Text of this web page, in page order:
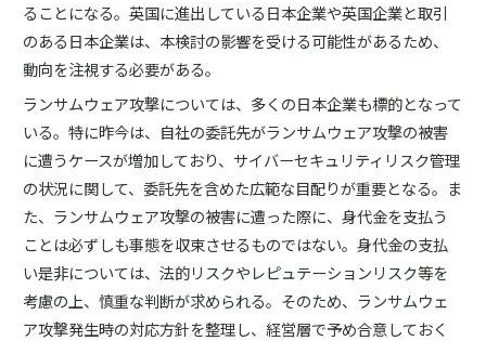
ることになる。英国に進出している日本企業や英国企業と取引
のある日本企業は、本検討の影響を受ける可能性があるため、
動向を注視する必要がある。
ランサムウェア攻撃については、多くの日本企業も標的となって
いる。特に昨今は、自社の委託先がランサムウェア攻撃の被害
に遭うケースが増加しており、サイバーセキュリティリスク管理
の状況に関して、委託先を含めた広範な目配りが重要となる。ま
た、ランサムウェア攻撃の被害に遭った際に、身代金を支払う
ことは必ずしも事態を収束させるものではない。身代金の支払
い是非については、法的リスクやレピュテーションリスク等を
考慮の上、慎重な判断が求められる。そのため、ランサムウェ
ア攻撃発生時の対応方針を整理し、経営層で予め合意しておく